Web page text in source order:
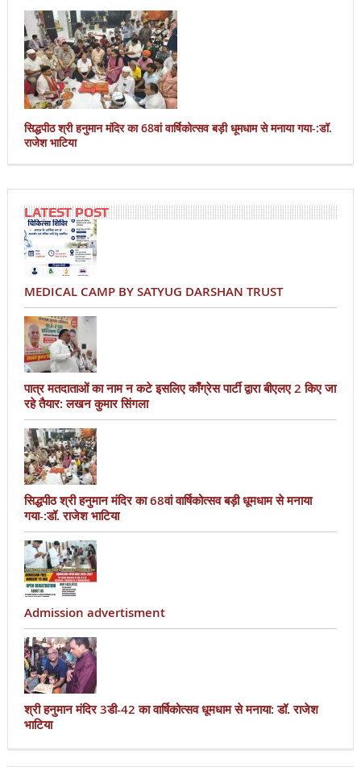
सिद्धपीठ श्री हनुमान मंदिर का 68वां वार्षिकोत्सव बड़ी धूमधाम से मनाया गया-:डॉ.
राजेश भाटिया
LATEST POST
MEDICAL CAMP BY SATYUG DARSHAN TRUST
पात्र मतदाताओं का नाम न कटे इसलिए काँग्रेस पार्टी द्वारा बीएलए 2 किए जा
रहे तैयार: लखन कुमार सिंगला
सिद्धपीठ श्री हनुमान मंदिर का 68वां वार्षिकोत्सव बड़ी धूमधाम से मनाया
गया-:डॉ. राजेश भाटिया
Admission advertisment
श्री हनुमान मंदिर 3डी-42 का वार्षिकोत्सव धूमधाम से मनाया: डॉ. राजेश
भाटिया